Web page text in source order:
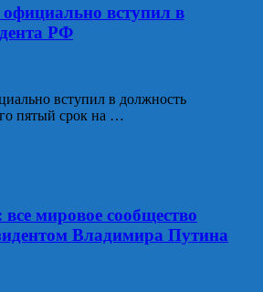
вступил в
РФ
вступил в должность
пятый срок на …
мировое сообщество
Владимира Путина